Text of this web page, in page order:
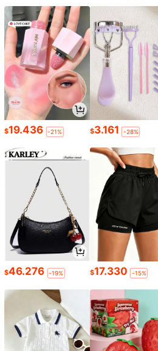
$19.436 -21% $3.161 -28%
$46.276 -19% $17.330 -15%